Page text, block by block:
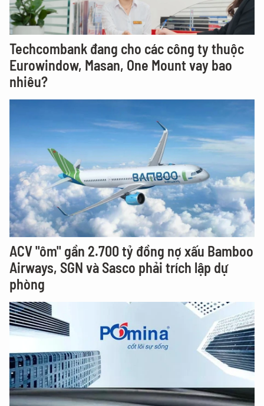
Techcombank đang cho các công ty thuộc
Eurowindow, Masan, One Mount vay bao
nhiêu?
ACV "ôm" gần 2.700 tỷ đồng nợ xấu Bamboo
Airways, SGN và Sasco phải trích lập dự
phòng